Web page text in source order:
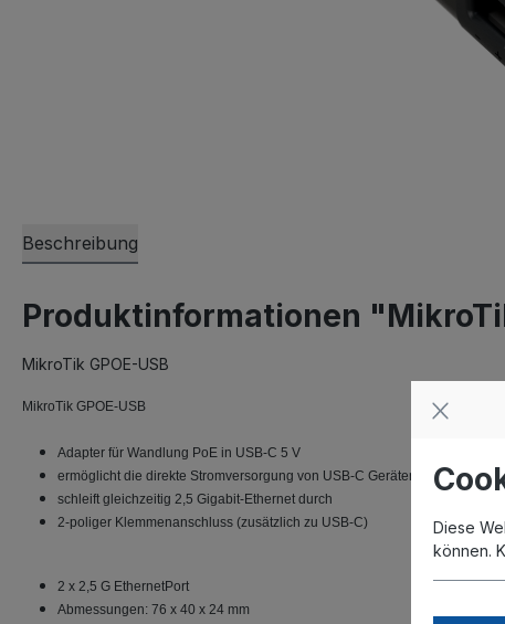
Beschreibung
Produktinformationen
MikroTik GPOE-USB
MikroTik GPOE-USB
Adapter für Wandlung PoE in USB-C 5 V
ermöglicht die direkte Stromversorgung von USB-C Geräten (5 V) über
schleift gleichzeitig 2,5 Gigabit-Ethernet durch
2-poliger Klemmenanschluss (zusätzlich zu USB-C)
2 x 2,5 G EthernetPort
Abmessungen: 76 x 40 x 24 mm
Diese
können.